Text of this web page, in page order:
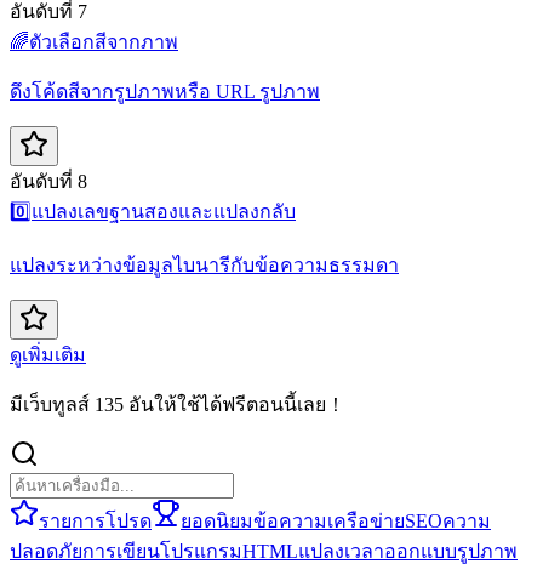
อันดับที่ 7
🌈ตัวเลือกสีจากภาพ
ดึงโค้ดสีจากรูปภาพหรือ URL รูปภาพ
อันดับที่ 8
0️⃣ แปลงเลขฐานสองและแปลงกลับ
แปลงระหว่างข้อมูลไบนารีกับข้อความธรรมดา
ดูเพิ่มเติม
มีเว็บทูลส์ 135 อันให้ใช้ได้ฟรีตอนนี้เลย！
รายการโปรด ยอดนิยมข้อความเครือข่ายSEOความ
ปลอดภัยการเขียนโปรแกรมHTMLแปลงเวลาออกแบบรูปภาพ